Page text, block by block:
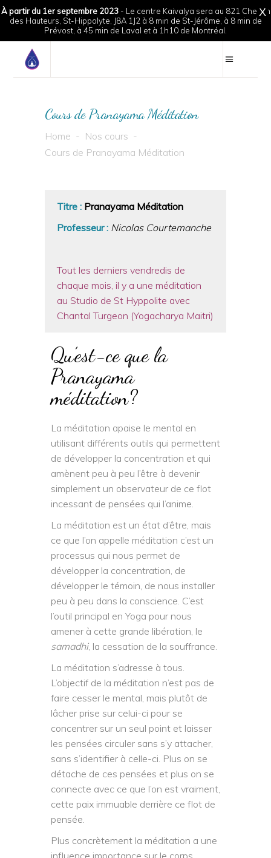
X
À partir du 1er septembre 2023- Le centre Kaivalya sera au 821 Chemin
des Hauteurs, St-Hippolyte, J8A 1J2 à 8 min de St-Jérôme, à 8 min de
Prévost, à 45 min de Laval et à 1h10 de Montréal.
Cours de Pranayama Méditation
Home - Nos cours -
Cours de Pranayama Méditation
Titre : Pranayama Méditation
Professeur : Nicolas Courtemanche
Tout les derniers vendredis de
chaque mois, il y a une méditation
au Studio de St Hyppolite avec
Chantal Turgeon (Yogacharya Maitri)
Qu’est-ce que la
Pranayama
méditation?
La méditation apaise le mental en
utilisant différents outils qui permettent
de développer la concentration et qui
amènent peu à peu l’être à devenir
simplement un observateur de ce flot
incessant de pensées qui l’anime.
La méditation est un état d’être, mais
ce que l’on appelle méditation c’est un
processus qui nous permet de
développer la concentration, de
développer le témoin, de nous installer
peu à peu dans la conscience. C’est
l’outil principal en Yoga pour nous
amener à cette grande libération, le
samadhi, la cessation de la souffrance.
La méditation s’adresse à tous.
L’objectif de la méditation n’est pas de
faire cesser le mental, mais plutôt de
lâcher prise sur celui-ci pour se
concentrer sur un seul point et laisser
les pensées circuler sans s’y attacher,
sans s’identifier à celle-ci. Plus on se
détache de ces pensées et plus on se
connecte avec ce que l’on est vraiment,
cette paix immuable derrière ce flot de
pensée.
Plus concrètement la méditation a une
influence importance sur le corps